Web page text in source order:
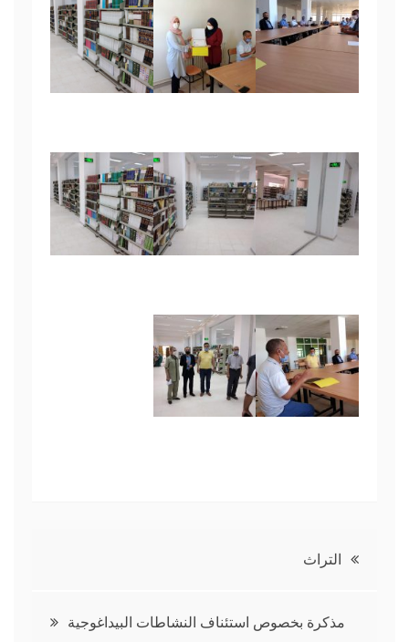
تصفّح
التراث
مذكرة بخصوص استئناف النشاطات البيداغوجية